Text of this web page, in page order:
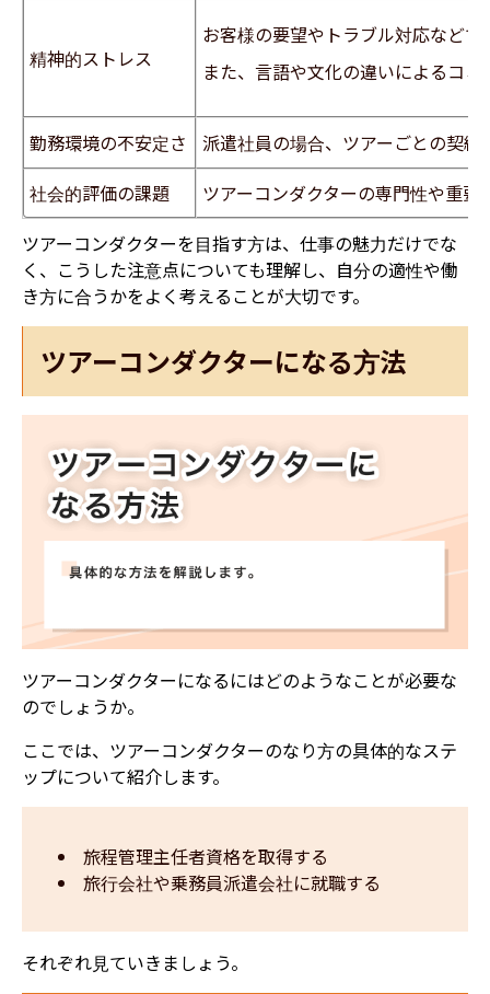
精神的ストレス
お客様の要望やトラブル対応など
また、言語や文化の違いによるコ
勤務環境の不安定さ
派遣社員の場合、ツアーごとの契
社会的評価の課題
ツアーコンダクターの専門性や重
​ツアーコンダクターを目指す方は、仕事の魅力だけでな
く、こうした注意点についても理解し、自分の適性や働
き方に合うかをよく考えることが大切です。
ツアーコンダクターになる方法
ツアーコンダクターになるにはどのようなことが必要な
のでしょうか。
ここでは、ツアーコンダクターのなり方の具体的なステ
ップについて紹介します。
旅程管理主任者資格を取得する
旅行会社や乗務員派遣会社に就職する
それぞれ見ていきましょう。